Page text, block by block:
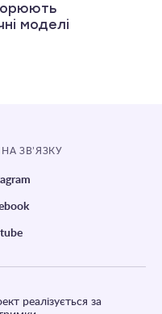
моделі
ЗВ’ЯЗКУ
реалізується за